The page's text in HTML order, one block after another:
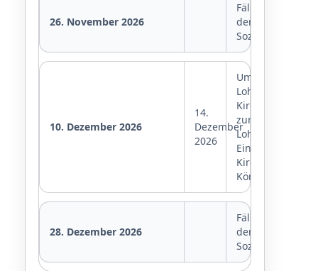
26. November 2026
Fälligkeit
der
10. Dezember 2026
14.
Dezember
2026
Umsatzsteuer,
Lohnsteuer,
Kirchensteuer
zur
Lohnsteuer,
Kirchensteuer,
28. Dezember 2026
Fälligkeit
der